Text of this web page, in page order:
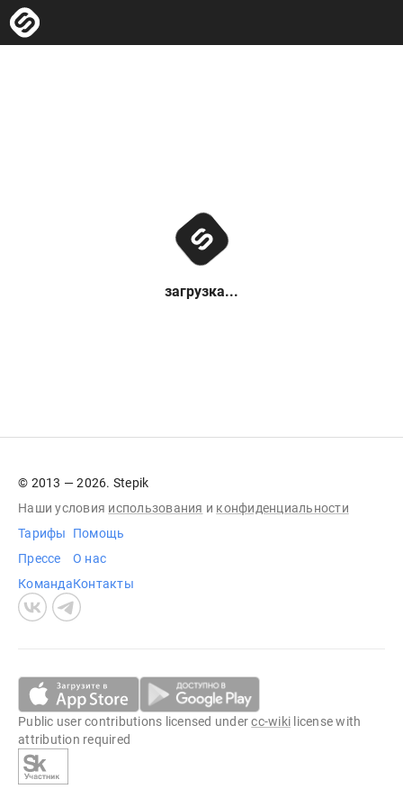
загрузка...
© 2013 — 2026. Stepik
Наши условия использования и конфиденциальности
Тарифы
Прессе
Команда
Помощь
О нас
Контакты
Public user contributions licensed undercc-wiki license with
attribution required